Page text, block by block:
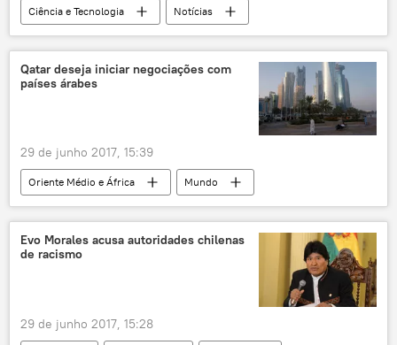
Ciência e Tecnologia
Notícias
Sociedade
Califórnia
Los Angeles
Elon Musk
Boring Company
Tesla
SpaceX
Qatar deseja iniciar negociações com
países árabes
29 de junho 2017, 15:39
Oriente Médio e África
Mundo
Notícias
Ruptura de relações diplomáticas com Qatar
Washington
Evo Morales acusa autoridades chilenas
de racismo
29 de junho 2017, 15:28